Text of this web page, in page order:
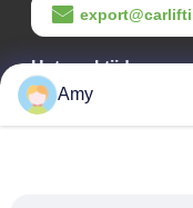
Het werktijd
09:00-18:00
Amy